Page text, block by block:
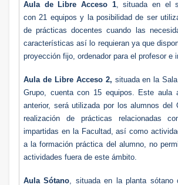
Aula de Libre Acceso 1, situada en el
con 21 equipos y la posibilidad de ser
de prácticas docentes cuando las
características así lo requieran ya que
proyección fijo, ordenador para el profesor e
Aula de Libre Acceso 2, situada en la
Grupo, cuenta con 15 equipos. Este aula
anterior, será utilizada por los alumnos del
realización de prácticas relacionadas
impartidas en la Facultad, así como
a la formación práctica del alumno, no
actividades fuera de este ámbito.
Aula Sótano , situada en la planta sótano